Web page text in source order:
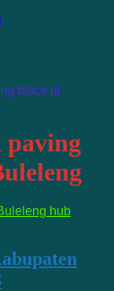
block di
paving